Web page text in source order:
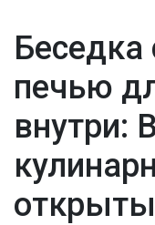
Беседка
печью
внутри: